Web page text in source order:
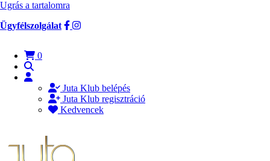
Ugrás a tartalomra
Ügyfélszolgálat
0
Juta Klub belépés
Juta Klub regisztráció
Kedvencek